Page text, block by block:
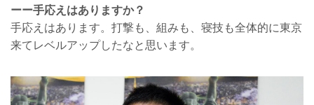
ーー手応えはありますか？
手応えはあります。打撃も、組みも、寝技も全体的に東京
来てレベルアップしたなと思います。